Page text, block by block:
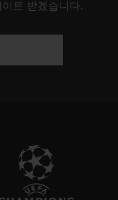
트 받겠습니다.